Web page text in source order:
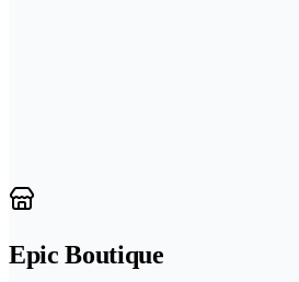
Epic Boutique